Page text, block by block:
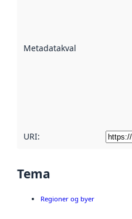
Metadatakvalitet
URI:
Tema
Regioner og byer